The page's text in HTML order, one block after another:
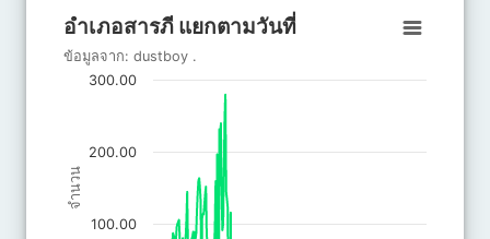
อำเภอสารภี แยกตามวันที่
Line chart with 3 lines.
ข้อมูลจาก: dustboy .
The chart has 1 X axis displaying วันที่.
The chart has 1 Y axis displaying จำนวน. Data ranges from 0 to
จำนวน
อำเภอสารภี แยกตามวันที่
ข้อมูลจาก: dustboy .
100.00
200.00
300.00